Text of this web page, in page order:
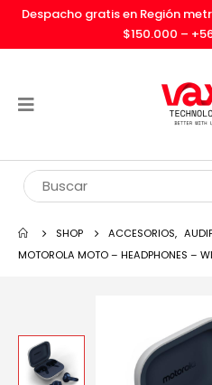
Despacho gratis en Región
$150.000 –
SHOP ACCESORIOS,
MOTOROLA MOTO – HEADPHONES –